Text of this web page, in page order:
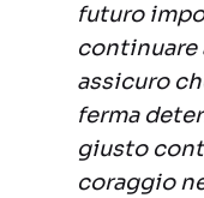
futuro
continuare
assicuro
ferma
giusto
coraggio